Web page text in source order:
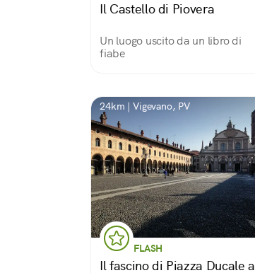
Il Castello di Piovera
Un luogo uscito da un libro di
fiabe
24km | Vigevano, PV
FLASH
Il fascino di Piazza Ducale a